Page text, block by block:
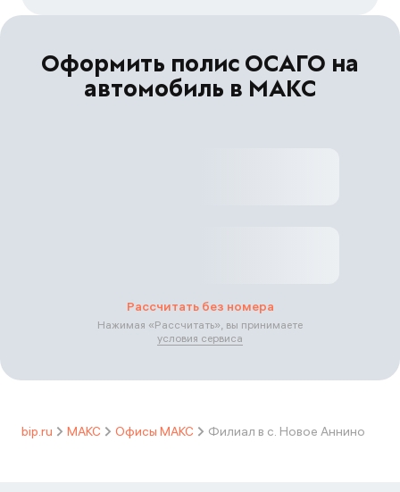
Оформить полис ОСАГО на
автомобиль в МАКС
Рассчитать без номера
Нажимая «Рассчитать», вы принимаете
условия сервиса
bip.ru МАКС Офисы МАКС Филиал в с. Новое Аннино